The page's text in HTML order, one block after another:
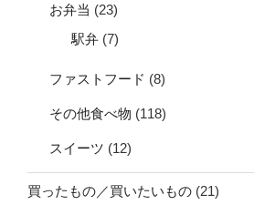
お弁当 (23)
駅弁 (7)
ファストフード (8)
その他食べ物 (118)
スイーツ (12)
買ったもの／買いたいもの (21)